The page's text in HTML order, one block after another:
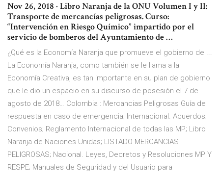
Nov 26, 2018 · Libro Naranja de la ONU Volumen I y II:
Transporte de mercancías peligrosas. Curso:
“Intervención en Riesgo Químico” impartido por el
servicio de bomberos del Ayuntamiento de …
¿Qué es la Economía Naranja que promueve el gobierno de ...
La Economía Naranja, como también se le llama a la
Economía Creativa, es tan importante en su plan de gobierno
que le dio un espacio en su discurso de posesión el 7 de
agosto de 2018… Colombia : Mercancias Peligrosas Guía de
respuesta en caso de emergencia; Internacional. Acuerdos;
Convenios; Reglamento Internacional de todas las MP; Libro
Naranja de Naciones Unidas; LISTADO MERCANCIAS
PELIGROSAS; Nacional. Leyes, Decretos y Resoluciones MP Y
RESPE; Manuales de Seguridad y del Usuario para